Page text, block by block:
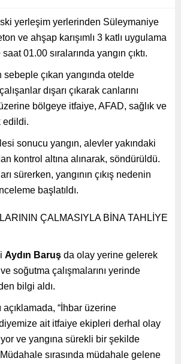
yerleşim yerlerinden Süleymaniye
ve ahşap karışımlı 3 katlı uygulama
01.00 sıralarında yangın çıktı.
çıkan yangında otelde
dışarı çıkarak canlarını
bölgeye itfaiye, AFAD, sağlık ve
edildi.
sonucu yangın, alevler yakındaki
kontrol altına alınarak, söndürüldü.
sürerken, yangının çıkış nedenin
başlatıldı.
ÇALMASIYLA BİNA TAHLİYE
Aydın Baruş da olay yerine gelerek
soğutma çalışmalarını yerinde
bilgi aldı.
açıklamada, “İhbar üzerine
ait itfaiye ekipleri derhal olay
ve yangına sürekli bir şekilde
sırasında müdahale gelene